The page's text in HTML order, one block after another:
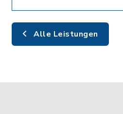
Alle Leistungen